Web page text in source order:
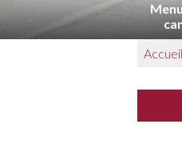
Accueil